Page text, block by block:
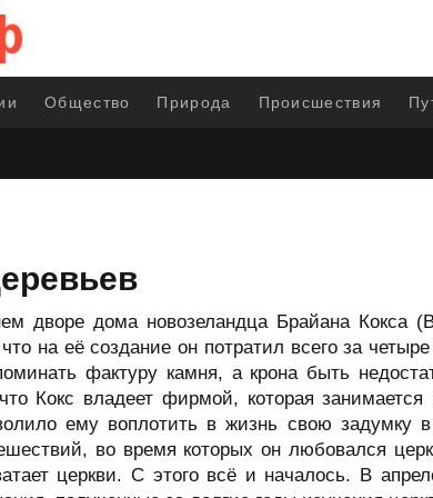
Общество Природа Происшествия
дворе дома новозеландца Брайана Кокса
на её создание он потратил всего за
фактуру камня, а крона быть
Кокс владеет фирмой, которая
ему воплотить в жизнь свою задумку
во время которых он любовался
церкви. С этого всё и началось. В